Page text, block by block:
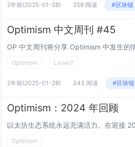
2年前(2025-01-28) 358 阅读 #区块链
Optimism 中文周刊 #45
Optimism Layer2
2年前(2025-01-28) 343 阅读 #区块链
Optimism：2024 年回顾
Optimism